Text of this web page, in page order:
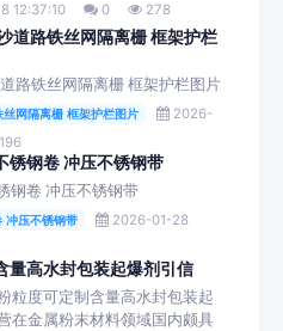
12:37:10 0 278
道路铁丝网隔离栅 框架护栏
路铁丝网隔离栅 框架护栏图片
网隔离栅 框架护栏图片
2026-
196
锈钢卷 冲压不锈钢带
钢卷 冲压不锈钢带
冲压不锈钢带
2026-01-28
量高水封包装起爆剂引信
粒度可定制含量高水封包装起
在金属粉末材料领域国内颇具